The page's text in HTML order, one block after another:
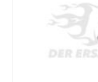
Mercedes
Mini Ersatzteile